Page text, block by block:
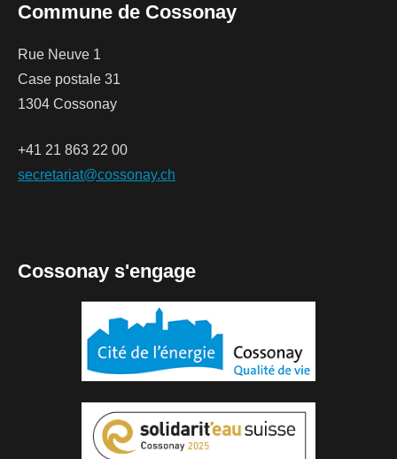
Commune de Cossonay
Rue Neuve 1
Case postale 31
1304 Cossonay
+41 21 863 22 00
secretariat@cossonay.ch
Cossonay s'engage